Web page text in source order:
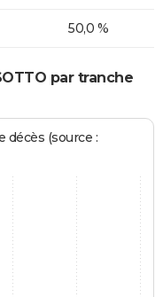
50,0 %
par tranche
(source :